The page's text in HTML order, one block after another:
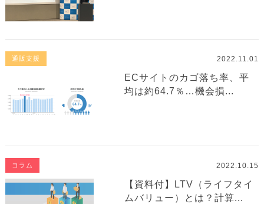
通販支援 2022.11.01
ECサイトのカゴ落ち率、平
均は約64.7％…機会損...
コラム 2022.10.15
【資料付】LTV（ライフタイ
ムバリュー）とは？計算...